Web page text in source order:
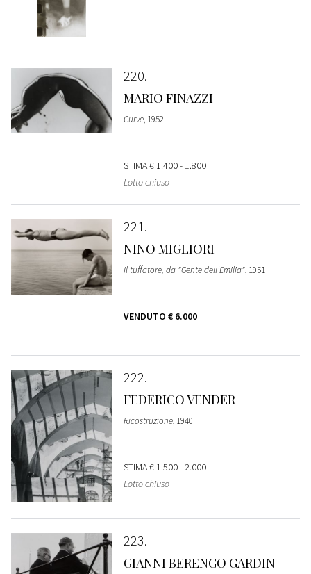
220
MARIO FINAZZI
Curve, 1952
STIMA€ 1.400 - 1.800
Lotto chiuso
221
NINO MIGLIORI
Il tuffatore, da "Gente dell’Emilia", 1951
VENDUTO € 6.000
222
FEDERICO VENDER
Ricostruzione, 1940
STIMA€ 1.500 - 2.000
Lotto chiuso
223
GIANNI BERENGO GARDIN